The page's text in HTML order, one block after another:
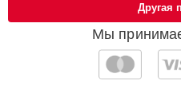
Мы
Другая